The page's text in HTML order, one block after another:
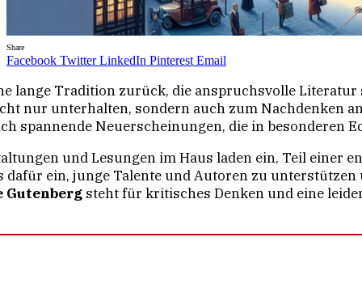
Share
Facebook Twitter LinkedIn Pinterest Email
lange Tradition zurück, die anspruchsvolle Literatur
nur unterhalten, sondern auch zum Nachdenken
spannende Neuerscheinungen, die in besonderen
und Lesungen im Haus laden ein, Teil einer
dafür ein, junge Talente und Autoren zu
Gutenberg steht für kritisches Denken und eine